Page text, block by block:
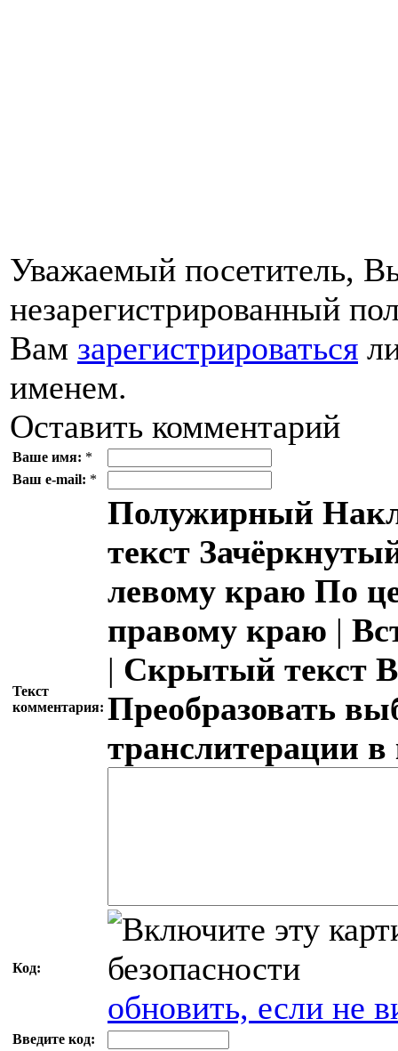
Уважаемый посетитель,
незарегистрированный
Вам зарегистрироваться
именем.
Оставить комментарий
Ваше имя: *
Ваш e-mail: *
Текст
комментария:
Полужирный
текст
левому краю По
правому краю |
| Скрытый текст
Преобразовать
транслитерации
Код:
обновить, если не
Введите код: